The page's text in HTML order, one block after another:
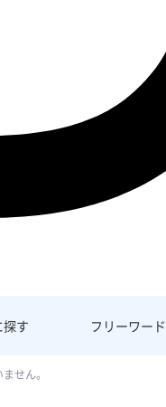
探す フリーワード
せん。